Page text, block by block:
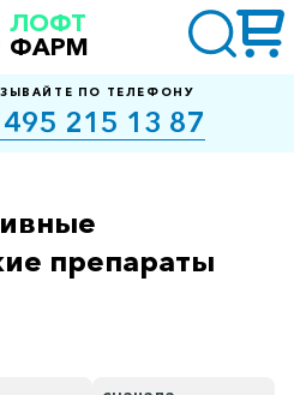
ЛОФТ
ФАРМ
ПО ТЕЛЕФОНУ
215 13 87
препараты